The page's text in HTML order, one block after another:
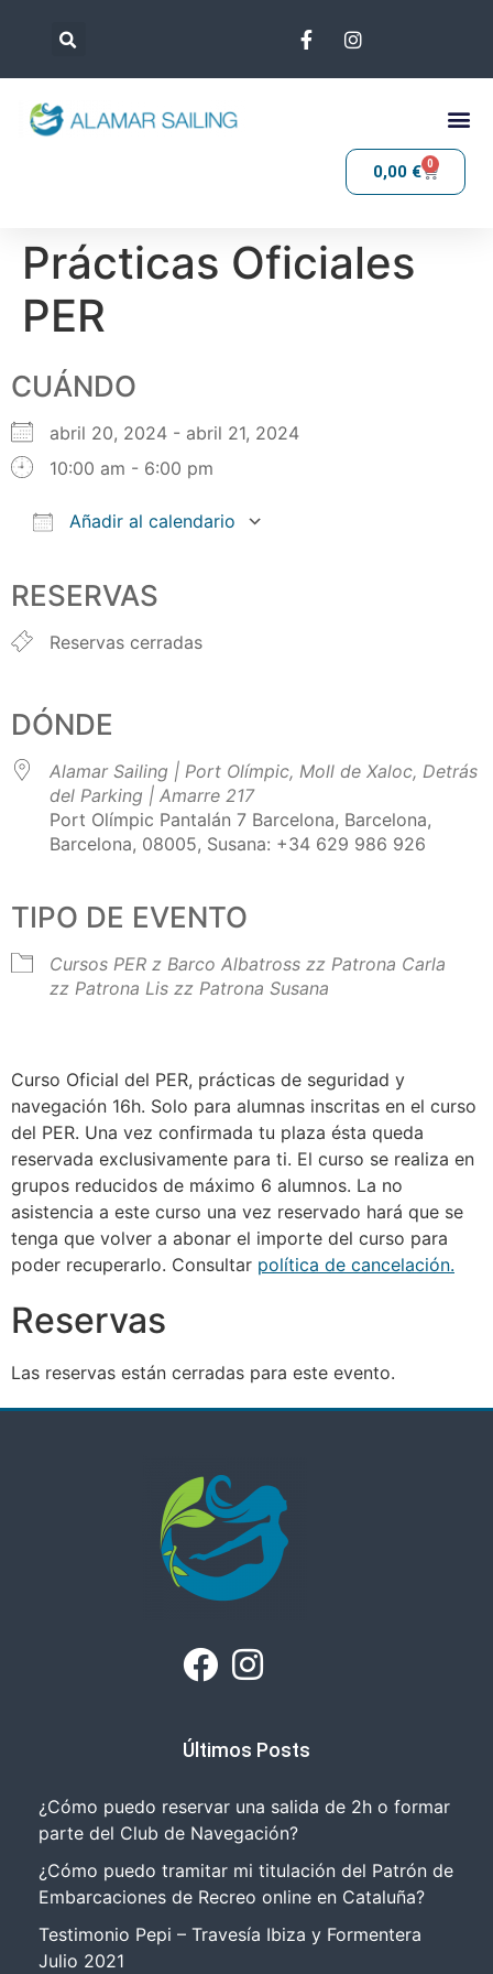
0,00 € 0
Prácticas Oficiales
PER
CUÁNDO
abril 20, 2024 - abril 21, 2024
10:00 am - 6:00 pm
Añadir al calendario
RESERVAS
Reservas cerradas
DÓNDE
Alamar Sailing | Port Olímpic, Moll de Xaloc, Detrás
del Parking | Amarre 217
Port Olímpic Pantalán 7 Barcelona, Barcelona,
Barcelona, 08005, Susana: +34 629 986 926
TIPO DE EVENTO
Cursos PER z Barco Albatross zz Patrona Carla
zz Patrona Lis zz Patrona Susana
Curso Oficial del PER, prácticas de seguridad y
navegación 16h. Solo para alumnas inscritas en el curso
del PER. Una vez confirmada tu plaza ésta queda
reservada exclusivamente para ti. El curso se realiza en
grupos reducidos de máximo 6 alumnos. La no
asistencia a este curso una vez reservado hará que se
tenga que volver a abonar el importe del curso para
poder recuperarlo. Consultar política de cancelación.
Reservas
Las reservas están cerradas para este evento.
Últimos Posts
¿Cómo puedo reservar una salida de 2h o formar
parte del Club de Navegación?
¿Cómo puedo tramitar mi titulación del Patrón de
Embarcaciones de Recreo online en Cataluña?
Testimonio Pepi – Travesía Ibiza y Formentera
Julio 2021